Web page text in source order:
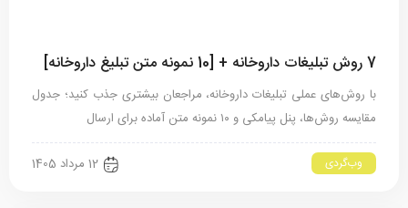
7 روش تبلیغات داروخانه + [10 نمونه متن تبلیغ داروخانه]
با روش‌های عملی تبلیغات داروخانه، مراجعان بیشتری جذب کنید؛ جدول
مقایسه روش‌ها، پنل پیامکی و ۱۰ نمونه متن آماده برای ارسال
وب‌گردی 12 مرداد 1405